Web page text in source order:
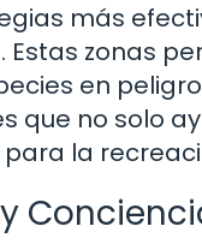
más
zonas
en
que no solo
la